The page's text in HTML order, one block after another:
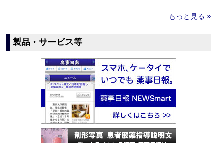
もっと見る »
製品・サービス等